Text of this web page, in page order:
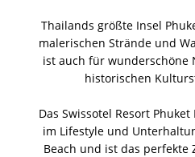
Thailands größte Insel
malerischen Strände und
ist auch für wunderschöne
historischen
Das Swissotel Resort
im Lifestyle und
Beach und ist das perfekte